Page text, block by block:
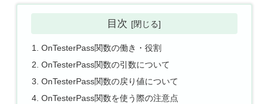
目次
OnTesterPass関数の働き・役割
OnTesterPass関数の引数について
OnTesterPass関数の戻り値について
OnTesterPass関数を使う際の注意点